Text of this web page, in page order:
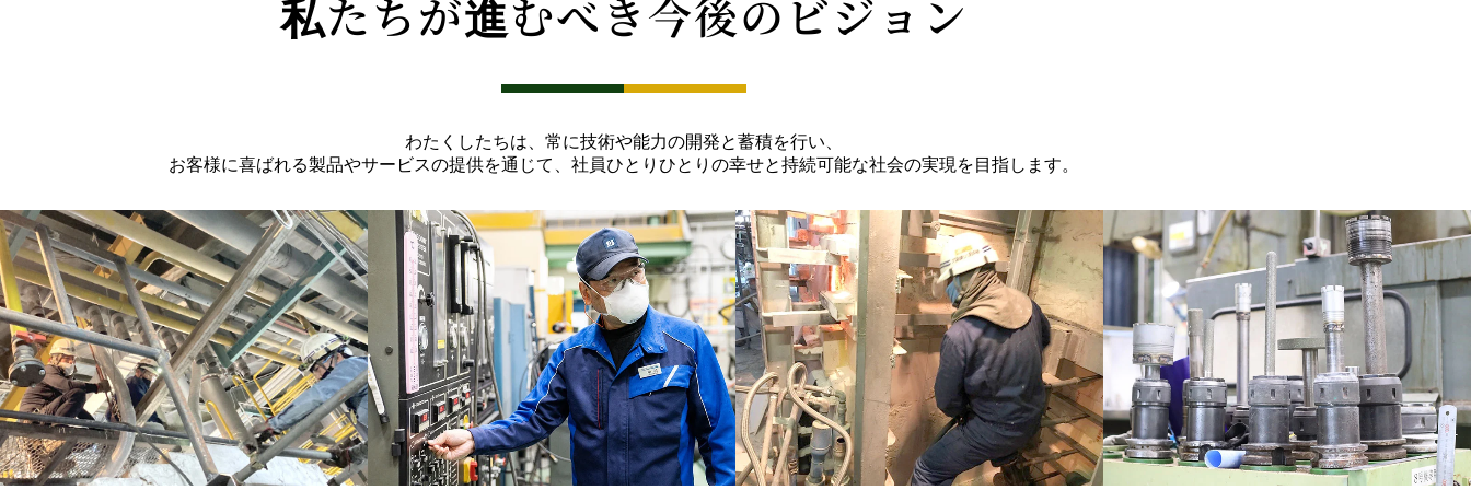
私たちが進むべき今後のビジョン
わたくしたちは、常に技術や能力の開発と蓄積を行い、
お客様に喜ばれる製品やサービスの提供を通じて、社員ひとりひとりの幸せと持続可能な社会の実現を目指します。